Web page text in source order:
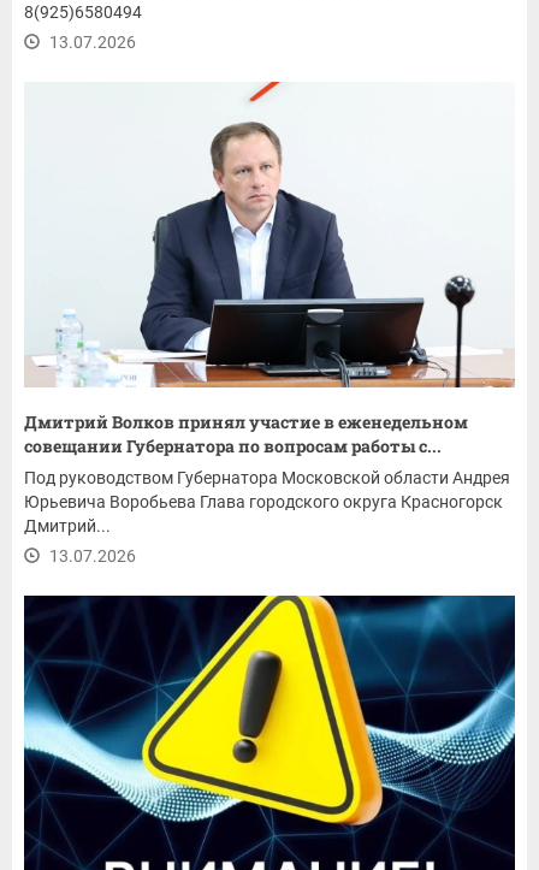
8(925)6580494
13.07.2026
Дмитрий Волков принял участие в еженедельном
совещании Губернатора по вопросам работы с...
Под руководством Губернатора Московской области Андрея
Юрьевича Воробьева Глава городского округа Красногорск
Дмитрий...
13.07.2026